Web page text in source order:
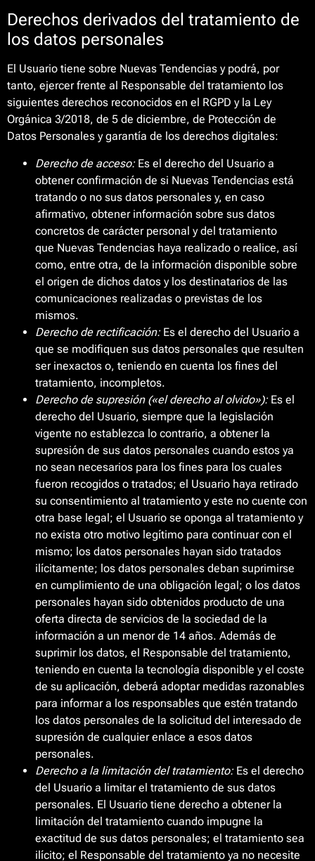
Derechos derivados del tratamiento de
los datos personales
El Usuario tiene sobre Nuevas Tendencias y podrá, por
tanto, ejercer frente al Responsable del tratamiento los
siguientes derechos reconocidos en el RGPD y la Ley
Orgánica 3/2018, de 5 de diciembre, de Protección de
Datos Personales y garantía de los derechos digitales:
Derecho de acceso:Es el derecho del Usuario a
obtener confirmación de si Nuevas Tendencias está
tratando o no sus datos personales y, en caso
afirmativo, obtener información sobre sus datos
concretos de carácter personal y del tratamiento
que Nuevas Tendencias haya realizado o realice, así
como, entre otra, de la información disponible sobre
el origen de dichos datos y los destinatarios de las
comunicaciones realizadas o previstas de los
mismos.
Derecho de rectificación:Es el derecho del Usuario a
que se modifiquen sus datos personales que resulten
ser inexactos o, teniendo en cuenta los fines del
tratamiento, incompletos.
Derecho de supresión («el derecho al olvido»):Es el
derecho del Usuario, siempre que la legislación
vigente no establezca lo contrario, a obtener la
supresión de sus datos personales cuando estos ya
no sean necesarios para los fines para los cuales
fueron recogidos o tratados; el Usuario haya retirado
su consentimiento al tratamiento y este no cuente con
otra base legal; el Usuario se oponga al tratamiento y
no exista otro motivo legítimo para continuar con el
mismo; los datos personales hayan sido tratados
ilícitamente; los datos personales deban suprimirse
en cumplimiento de una obligación legal; o los datos
personales hayan sido obtenidos producto de una
oferta directa de servicios de la sociedad de la
información a un menor de 14 años. Además de
suprimir los datos, el Responsable del tratamiento,
teniendo en cuenta la tecnología disponible y el coste
de su aplicación, deberá adoptar medidas razonables
para informar a los responsables que estén tratando
los datos personales de la solicitud del interesado de
supresión de cualquier enlace a esos datos
personales.
Derecho a la limitación del tratamiento:Es el derecho
del Usuario a limitar el tratamiento de sus datos
personales. El Usuario tiene derecho a obtener la
limitación del tratamiento cuando impugne la
exactitud de sus datos personales; el tratamiento sea
ilícito; el Responsable del tratamiento ya no necesite